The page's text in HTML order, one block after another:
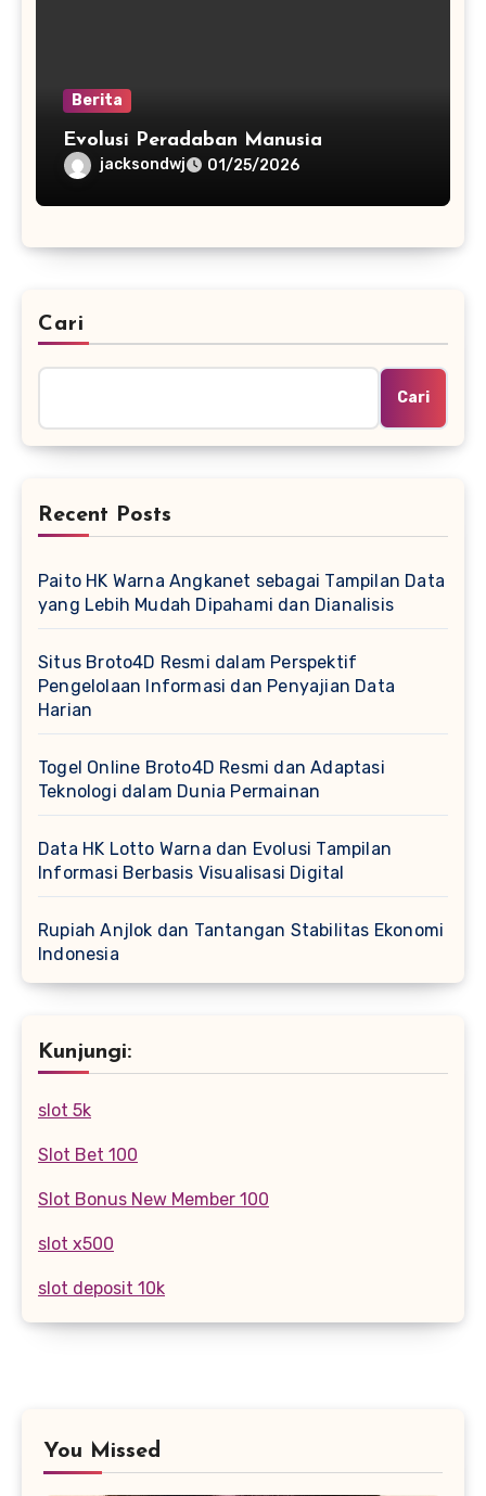
Berita
Evolusi Peradaban Manusia
jacksondwj 01/25/2026
Cari
Cari
Recent Posts
Paito HK Warna Angkanet sebagai Tampilan Data
yang Lebih Mudah Dipahami dan Dianalisis
Situs Broto4D Resmi dalam Perspektif
Pengelolaan Informasi dan Penyajian Data
Harian
Togel Online Broto4D Resmi dan Adaptasi
Teknologi dalam Dunia Permainan
Data HK Lotto Warna dan Evolusi Tampilan
Informasi Berbasis Visualisasi Digital
Rupiah Anjlok dan Tantangan Stabilitas Ekonomi
Indonesia
Kunjungi:
slot 5k
Slot Bet 100
Slot Bonus New Member 100
slot x500
slot deposit 10k
You Missed